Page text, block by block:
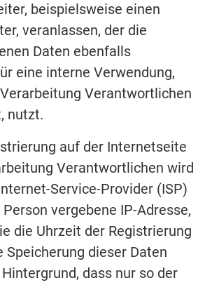
beispielsweise einen
veranlassen, der die
Daten ebenfalls
eine interne Verwendung,
Verantwortlichen
nutzt.
auf der Internetseite
Verantwortlichen wird
Service-Provider (ISP)
vergebene IP-Adresse,
die Uhrzeit der Registrierung
Speicherung dieser Daten
dass nur so der